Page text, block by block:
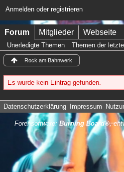
Anmelden oder registrieren
Forum Mitglieder Webseite
Unerledigte Themen Themen der
Rock am Bahnwerk
Es wurde kein Eintrag gefunden.
Datenschutzerklärung Impressum
Forensoftware: Burning Board®,